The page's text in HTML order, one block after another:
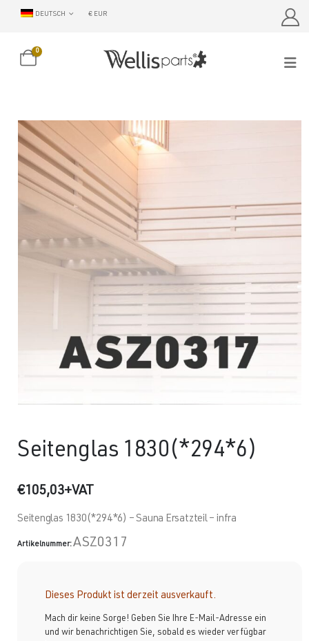
DEUTSCH € EUR
0
Seitenglas 1830(*294*6)
€105,03+VAT
Seitenglas 1830(*294*6) – Sauna Ersatzteil – infra
Artikelnummer:ASZ0317
Dieses Produkt ist derzeit ausverkauft.
Mach dir keine Sorge! Geben Sie Ihre E-Mail-Adresse ein
und wir benachrichtigen Sie, sobald es wieder verfügbar